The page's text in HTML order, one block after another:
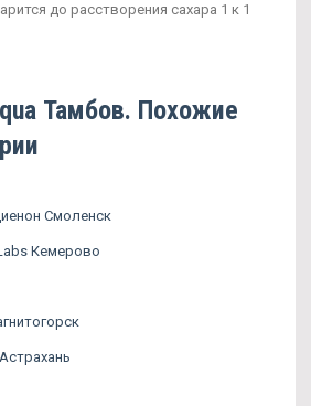
до расстворения сахара 1 к 1
Тамбов. Похожие
Смоленск
Кемерово